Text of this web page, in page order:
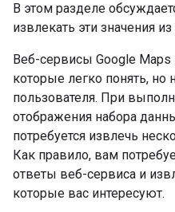
В этом разделе
извлекать эти значения
Веб-сервисы Google
которые легко понять,
пользователя. При
отображения набора
потребуется извлечь
Как правило, вам
ответы веб-сервиса и
которые вас интересуют.